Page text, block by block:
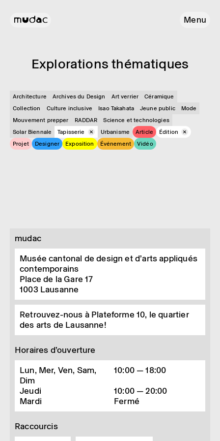
Menu
Explo­ra­tions théma­tiques
Architecture Archives du Design Art verrier
Céramique
Collection
Culture inclusive Isao Takahata Jeune public
Mode
Mouvement prepper
RADDAR
Science et technologies
Solar Biennale
Tapisserie Urbanisme Article
Édition
Projet
Designer Exposition Événement Vidéo
mudac
Musée cantonal de design et d’arts appliqués
contemporains
Place de la Gare 17
1003 Lausanne
Retrouvez-nous à Plateforme 10, le quartier
des arts de Lausanne!
Horaires d’ouverture
Lun, Mer, Ven, Sam,
Dim
10:00 — 18:00
Jeudi
10:00 — 20:00
Mardi
Fermé
Raccourcis